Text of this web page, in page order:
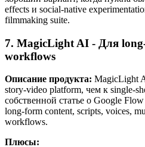
effects и social-native
filmmaking suite.
7. MagicLight AI - Для
workflows
Описание продукта: MagicLight
story-video platform, чем к single-
собственной статье о Google
long-form content, scripts, voices,
workflows.
Плюсы: